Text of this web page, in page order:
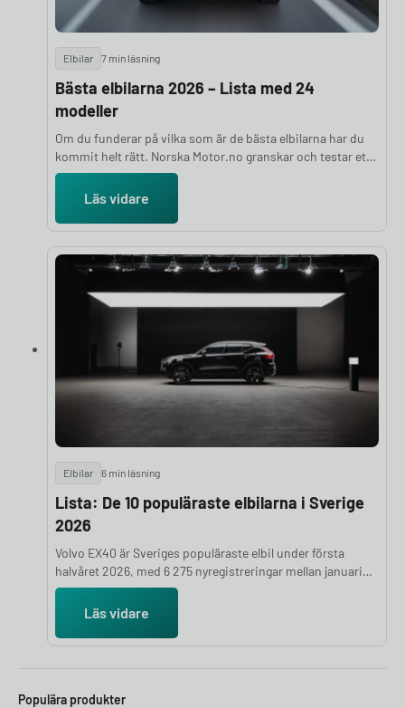
Elbilar 7 min läsning
Bästa elbilarna 2026 – Lista med 24
modeller
Om du funderar på vilka som är de bästa elbilarna har du
kommit helt rätt. Norska Motor.no granskar och testar ett
stort antal elbilar varje år för att ge dig en objektiv och
välgrundad ranking. Bedömningarna bygger på en hel rad
lastutrymme och prisvärdhet, kombinerat med
presenterar vi de 24 bästa elbilarna 2026.
Läs vidare
Elbilar 6 min läsning
Lista: De 10 populäraste elbilarna i Sverige
2026
Volvo EX40 är Sveriges populäraste elbil under första
halvåret 2026, med 6 275 nyregistreringar mellan januari
och juni. Det är klart fler än tvåan Tesla Model Y som
registrerats 4 862 gånger under samma period. Här är de
2026, med färska siffror från Mobility Sweden.
Läs vidare
Populära produkter